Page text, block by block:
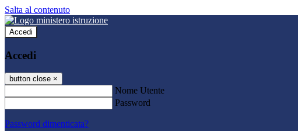
Salta al contenuto
Accedi
Accedi
button close ×
Nome Utente
Password
Password dimenticata?